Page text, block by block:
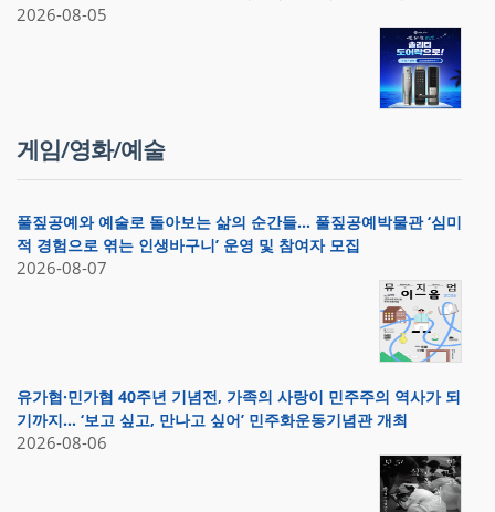
2026-08-05
게임/영화/예술
풀짚공예와 예술로 돌아보는 삶의 순간들… 풀짚공예박물관 ‘심미
적 경험으로 엮는 인생바구니’ 운영 및 참여자 모집
2026-08-07
유가협·민가협 40주년 기념전, 가족의 사랑이 민주주의 역사가 되
기까지… ‘보고 싶고, 만나고 싶어’ 민주화운동기념관 개최
2026-08-06